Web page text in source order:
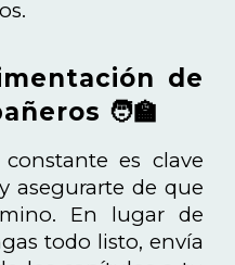
de
🧑‍🏫
es clave
asegurarte de que
En lugar de
todo listo, envía